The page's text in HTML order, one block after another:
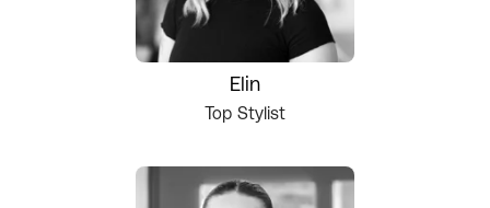
Elin
Top Stylist